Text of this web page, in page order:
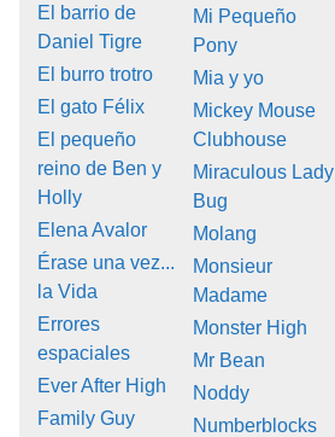
El barrio de
Daniel Tigre
El burro trotro
El gato Félix
El pequeño
reino de Ben y
Holly
Elena Avalor
Érase una vez...
la Vida
Errores
espaciales
Ever After High
Family Guy
Mi Pequeño
Pony
Mia y yo
Mickey Mouse
Clubhouse
Miraculous Lady
Bug
Molang
Monsieur
Madame
Monster High
Mr Bean
Noddy
Numberblocks